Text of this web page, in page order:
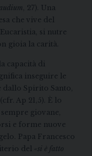
, 27). Una
che vive del
si nutre
gioia la carità.
capacità di
inseguire le
Spirito Santo,
Ap 21,5). È lo
giovane,
e forme nuove
Papa Francesco
del
«si è fatto